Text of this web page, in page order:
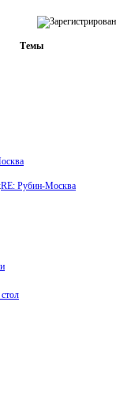
Темы
RE: Рубин-Москва